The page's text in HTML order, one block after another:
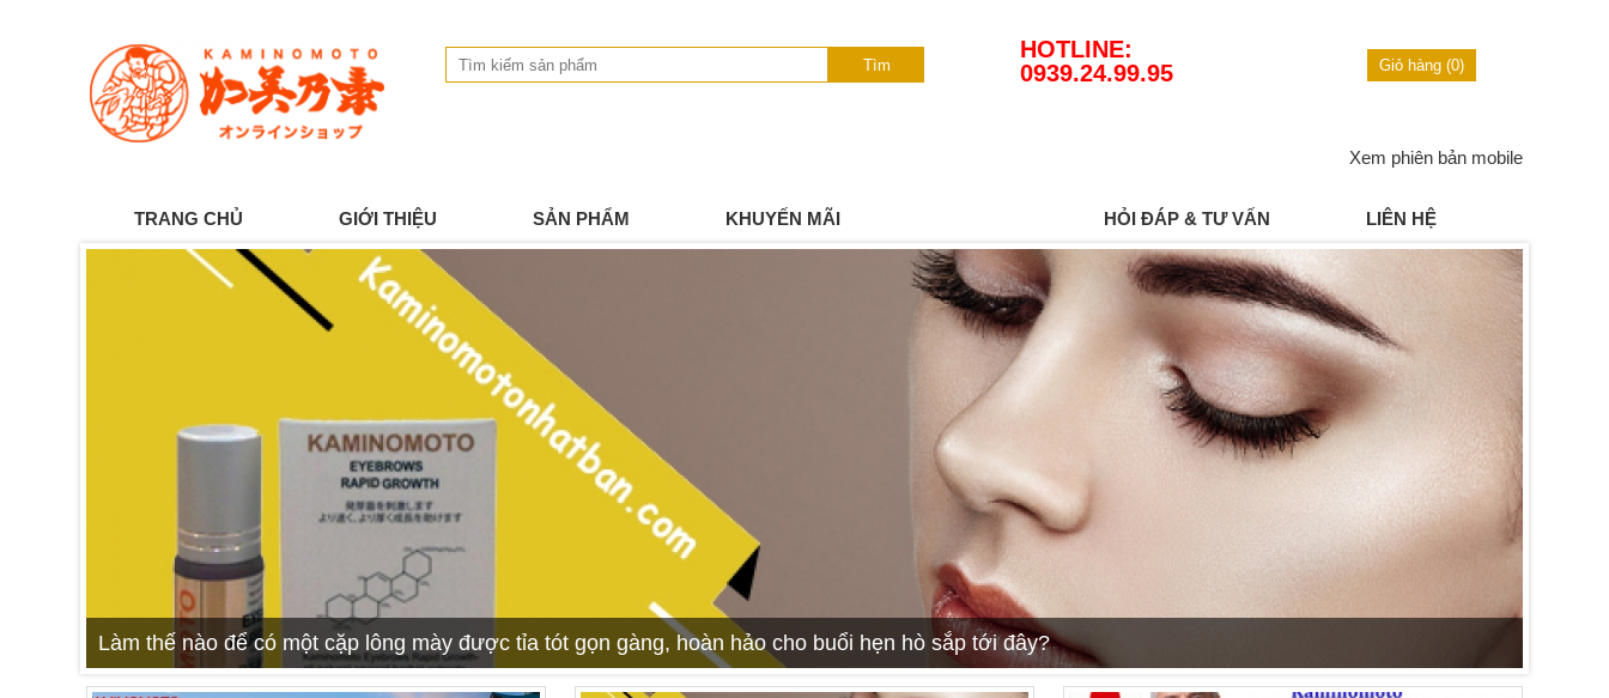
Tìm
HOTLINE:
0939.24.99.95
Giỏ hàng (0)
Xem phiên bản mobile
TRANG CHỦ GIỚI THIỆU SẢN PHẨM KHUYẾN MÃI HỎI ĐÁP & TƯ VẤN LIÊN HỆ
Làm thế nào để có một cặp lông mày được tỉa tót gọn gàng, hoàn hảo cho buổi hẹn hò sắp tới đây?